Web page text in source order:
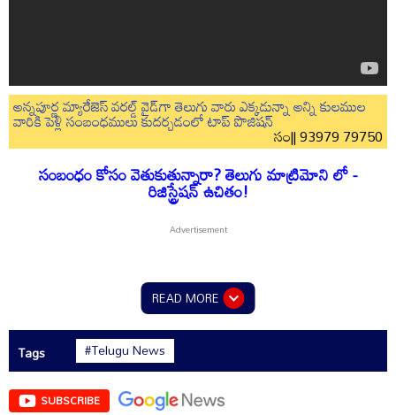
అన్నపూర్ణ మ్యారేజెస్ వరల్డ్ వైడ్‌గా తెలుగు వారు ఎక్కడున్నా అన్ని కులముల
వారికి పెళ్లి సంబంధములు కుదర్చడంలో టాప్ పొజిషన్
సం|| 93979 79750
సంబంధం కోసం వెతుకుతున్నారా? తెలుగు మాట్రిమోని లో -
రిజిస్ట్రేషన్ ఉచితం!
READ MORE
Tags #Telugu News
SUBSCRIBE